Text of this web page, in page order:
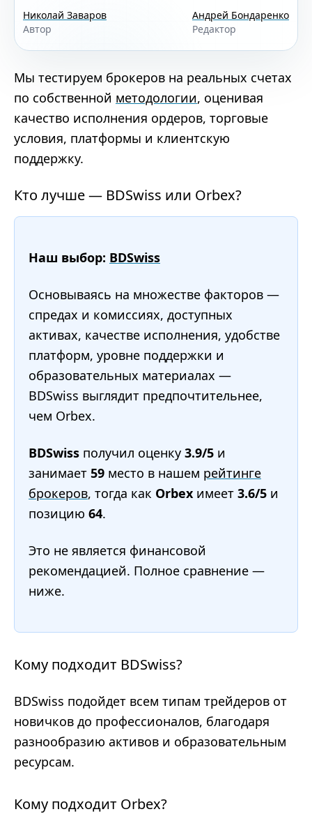
Николай Заваров
Автор
Андрей Бондаренко
Редактор
Мы тестируем брокеров на реальных счетах
по собственной методологии, оценивая
качество исполнения ордеров, торговые
условия, платформы и клиентскую
поддержку.
Кто лучше — BDSwiss или Orbex?
Наш выбор: BDSwiss
Основываясь на множестве факторов —
спредах и комиссиях, доступных
активах, качестве исполнения, удобстве
платформ, уровне поддержки и
образовательных материалах —
BDSwiss выглядит предпочтительнее,
чем Orbex.
BDSwiss получил оценку 3.9/5 и
занимает 59 место в нашем рейтинге
брокеров, тогда как Orbex имеет 3.6/5 и
позицию 64.
Это не является финансовой
рекомендацией. Полное сравнение —
ниже.
Кому подходит BDSwiss?
BDSwiss подойдет всем типам трейдеров от
новичков до профессионалов, благодаря
разнообразию активов и образовательным
ресурсам.
Кому подходит Orbex?